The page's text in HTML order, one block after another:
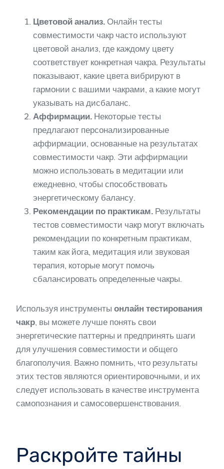
Цветовой анализ. Онлайн тесты
совместимости чакр часто используют
цветовой анализ, где каждому цвету
соответствует конкретная чакра. Результаты
показывают, какие цвета вибрируют в
гармонии с вашими чакрами, а какие могут
указывать на дисбаланс.
Аффирмации. Некоторые тесты
предлагают персонализированные
аффирмации, основанные на результатах
совместимости чакр. Эти аффирмации
можно использовать в медитации или
ежедневно, чтобы способствовать
энергетическому балансу.
Рекомендации по практикам. Результаты
тестов совместимости чакр могут включать
рекомендации по конкретным практикам,
таким как йога, медитация или звуковая
терапия, которые могут помочь
сбалансировать определенные чакры.
Используя инструменты онлайн тестирования
чакр, вы можете лучше понять свои
энергетические паттерны и предпринять шаги
для улучшения совместимости и общего
благополучия. Важно помнить, что результаты
этих тестов являются ориентировочными, и их
следует использовать в качестве инструмента
самопознания и самосовершенствования.
Раскройте тайны